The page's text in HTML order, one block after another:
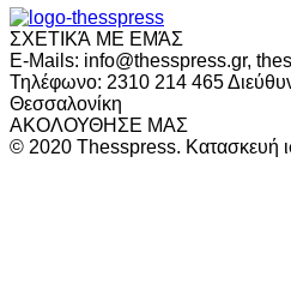
ΣΧΕΤΙΚΆ ΜΕ ΕΜΆΣ
E-Mails: info@thesspress.gr,
Τηλέφωνο: 2310 214 465
Θεσσαλονίκη
ΑΚΟΛΟΥΘΗΣΕ ΜΑΣ
© 2020 Thesspress. Κατασκευή